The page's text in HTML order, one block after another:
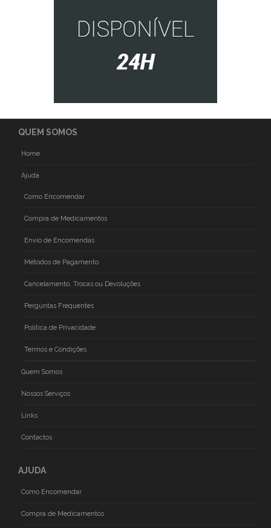
QUEM SOMOS
Home
Ajuda
Como Encomendar
Compra de Medicamentos
Envio de Encomendas
Métodos de Pagamento
Cancelamento, Trocas ou Devoluções
Perguntas Frequentes
Politica de Privacidade
Termos e Condições
Quem Somos
Nossos Serviços
Links
Contactos
AJUDA
Como Encomendar
Compra de Medicamentos